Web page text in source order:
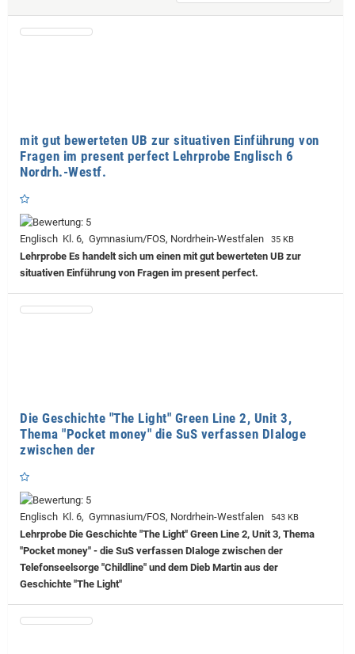
mit gut bewerteten UB zur situativen Einführung von
Fragen im present perfect Lehrprobe Englisch 6
Nordrh.-Westf.
Englisch Kl. 6, Gymnasium/FOS, Nordrhein-Westfalen 35 KB
Lehrprobe Es handelt sich um einen mit gut bewerteten UB zur
situativen Einführung von Fragen im present perfect.
Die Geschichte "The Light" Green Line 2, Unit 3,
Thema "Pocket money" die SuS verfassen DIaloge
zwischen der
Englisch Kl. 6, Gymnasium/FOS, Nordrhein-Westfalen 543 KB
Lehrprobe Die Geschichte "The Light" Green Line 2, Unit 3, Thema
"Pocket money" - die SuS verfassen DIaloge zwischen der
Telefonseelsorge "Childline" und dem Dieb Martin aus der
Geschichte "The Light"